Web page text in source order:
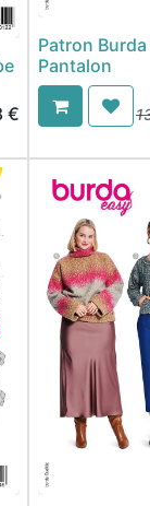
€
Patron
Pantalon